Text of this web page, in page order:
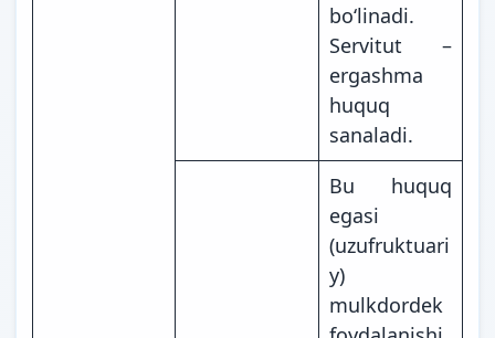
boʻlinadi.
Servitut –
ergashma
huquq
sanaladi.
Bu huquq
egasi
(uzufruktuari
y)
mulkdordek